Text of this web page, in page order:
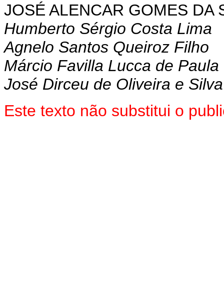
JOSÉ ALENCAR GOMES DA
Humberto Sérgio Costa Lima
Agnelo Santos Queiroz Filho
Márcio Favilla Lucca de Paula
José Dirceu de Oliveira e Silva
Este texto não substitui o